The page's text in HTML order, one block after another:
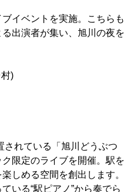
イベントを実施。こちらも
出演者が集い、旭川の夜を
)
されている「旭川どうぶつ
限定のライブを開催。駅を
しめる空間を創出します。
いる“駅ピアノ”から奏でら